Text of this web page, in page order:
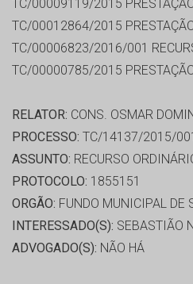
TC/00009119/2015
TC/00012864/2015
TC/00006823/2016/001
TC/00000785/2015
RELATOR: CONS. OSMAR
PROCESSO: TC/14137/2015/001
ASSUNTO: RECURSO
PROTOCOLO: 1855151
ORGÃO: FUNDO MUNICIPAL DE
INTERESSADO(S): SEBASTIÃO
ADVOGADO(S): NÃO HÁ